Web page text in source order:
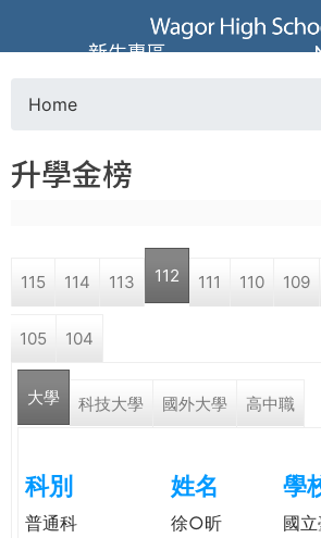
Jump to navigation
葳
格
高
學
o
a
r
e
e
Home
升學金榜
115 114 113 112 111 110 109
105 104
大學 科技大學 國外大學 高中職
科別 姓名 學
普通科 徐○昕
國
新生專區